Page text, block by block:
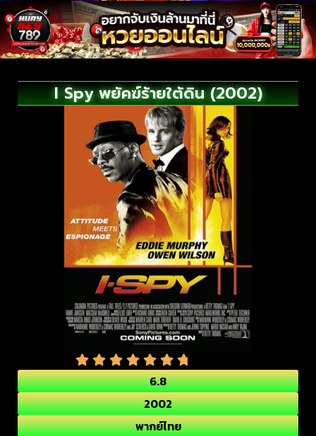
I Spy พยัคฆ์ร้ายใต้ดิน (2002)
6.8
2002
พากย์ไทย